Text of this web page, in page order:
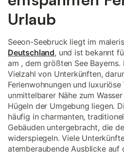
Urlaub
Seeon-Seebruck liegt im
Deutschland, und ist bekannt
am , dem größten See
Vielzahl von Unterkünften,
Ferienwohnungen und
unmittelbarer Nähe zum
Hügeln der Umgebung liegen.
häufig in charmanten,
Gebäuden untergebracht, die
widerspiegeln. Viele
atemberaubende Ausblicke auf